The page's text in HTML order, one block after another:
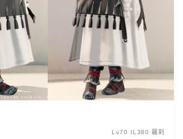
Lv70 IL380 羅刹